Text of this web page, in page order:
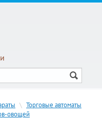
\ Торговые автоматы
овощей